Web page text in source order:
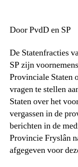
Door PvdD en SP
De Statenfracties
SP zijn
Provinciale Staten
vragen te stellen
Staten over het
vergassen in de
berichten in de
Provincie Fryslân
afgegeven voor